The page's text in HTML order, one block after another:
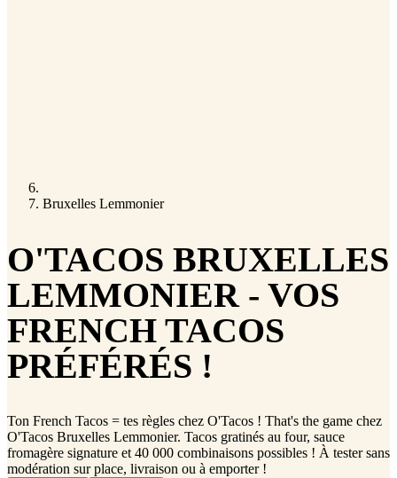
Bruxelles Lemmonier
O'TACOS BRUXELLES
LEMMONIER - VOS
FRENCH TACOS
PRÉFÉRÉS !
Ton French Tacos = tes règles chez O'Tacos ! That's the game chez
O'Tacos Bruxelles Lemmonier. Tacos gratinés au four, sauce
fromagère signature et 40 000 combinaisons possibles ! À tester sans
modération sur place, livraison ou à emporter !